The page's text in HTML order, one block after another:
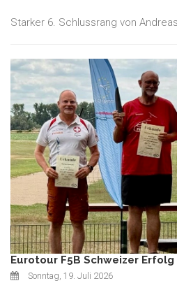
Starker 6. Schlussrang von
Eurotour F5B Schweizer Erfolg
Sonntag, 19. Juli 2026